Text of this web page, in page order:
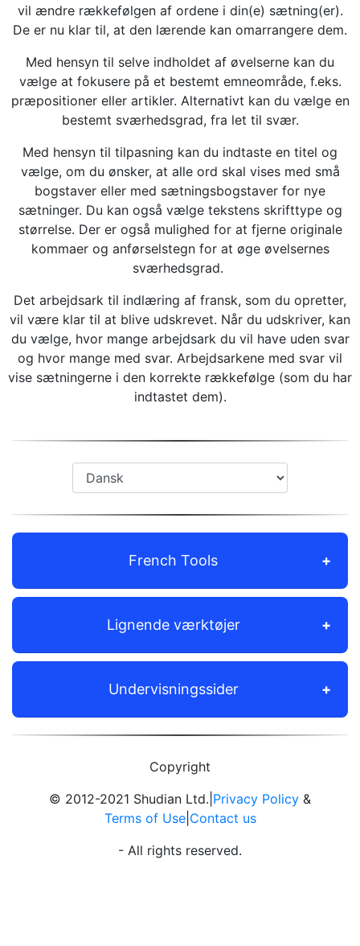
vil ændre rækkefølgen af ordene i din(e) sætning(er).
De er nu klar til, at den lærende kan omarrangere dem.
Med hensyn til selve indholdet af øvelserne kan du
vælge at fokusere på et bestemt emneområde, f.eks.
præpositioner eller artikler. Alternativt kan du vælge en
bestemt sværhedsgrad, fra let til svær.
Med hensyn til tilpasning kan du indtaste en titel og
vælge, om du ønsker, at alle ord skal vises med små
bogstaver eller med sætningsbogstaver for nye
sætninger. Du kan også vælge tekstens skrifttype og
størrelse. Der er også mulighed for at fjerne originale
kommaer og anførselstegn for at øge øvelsernes
sværhedsgrad.
Det arbejdsark til indlæring af fransk, som du opretter,
vil være klar til at blive udskrevet. Når du udskriver, kan
du vælge, hvor mange arbejdsark du vil have uden svar
og hvor mange med svar. Arbejdsarkene med svar vil
vise sætningerne i den korrekte rækkefølge (som du har
indtastet dem).
French Tools
Lignende værktøjer
Undervisningssider
Copyright
© 2012-2021 Shudian Ltd.| Privacy Policy &
Terms of Use| Contact us
- All rights reserved.